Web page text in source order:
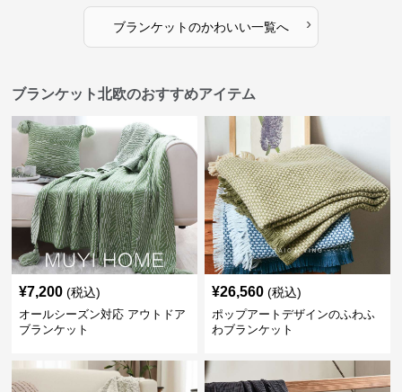
ブランケットのかわいい一覧へ ›
ブランケット北欧のおすすめアイテム
¥7,200 (税込)
オールシーズン対応 アウトドア
ブランケット
¥26,560 (税込)
ポップアートデザインのふわふ
わブランケット